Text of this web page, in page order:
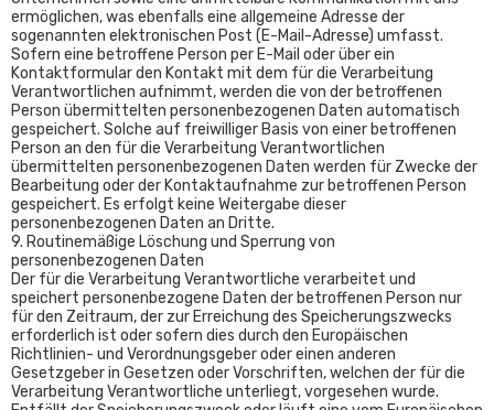
ermöglichen, was ebenfalls eine allgemeine Adresse der
sogenannten elektronischen Post (E-Mail-Adresse) umfasst.
Sofern eine betroffene Person per E-Mail oder über ein
Kontaktformular den Kontakt mit dem für die Verarbeitung
Verantwortlichen aufnimmt, werden die von der betroffenen
Person übermittelten personenbezogenen Daten automatisch
gespeichert. Solche auf freiwilliger Basis von einer betroffenen
Person an den für die Verarbeitung Verantwortlichen
übermittelten personenbezogenen Daten werden für Zwecke der
Bearbeitung oder der Kontaktaufnahme zur betroffenen Person
gespeichert. Es erfolgt keine Weitergabe dieser
personenbezogenen Daten an Dritte.
9. Routinemäßige Löschung und Sperrung von
personenbezogenen Daten
Der für die Verarbeitung Verantwortliche verarbeitet und
speichert personenbezogene Daten der betroffenen Person nur
für den Zeitraum, der zur Erreichung des Speicherungszwecks
erforderlich ist oder sofern dies durch den Europäischen
Richtlinien- und Verordnungsgeber oder einen anderen
Gesetzgeber in Gesetzen oder Vorschriften, welchen der für die
Verarbeitung Verantwortliche unterliegt, vorgesehen wurde.